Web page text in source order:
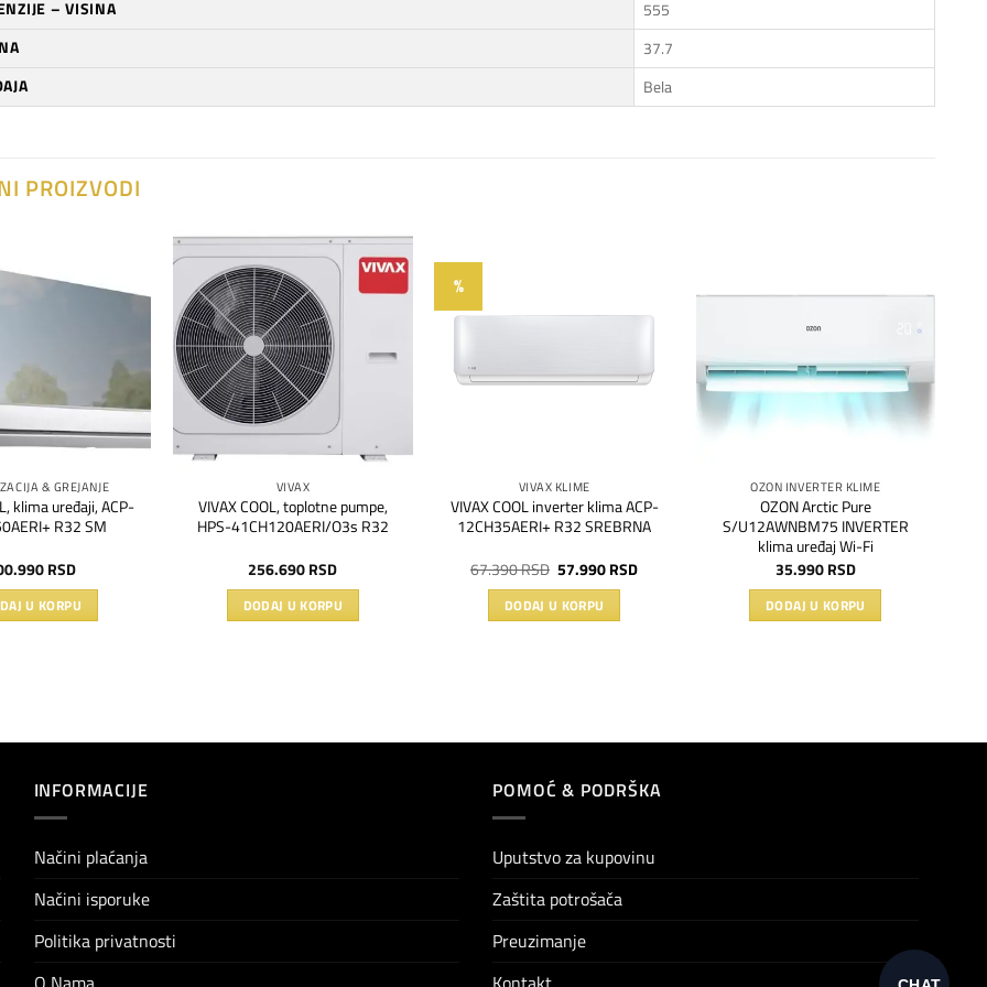
– VISINA
555
37.7
Bela
PROIZVODI
Dodaj
& GREJANJE
klima uređaji, ACP-
R32 SM
RSD
U KORPU
Dodaj
VIVAX
VIVAX COOL, toplotne pumpe,
HPS-41CH120AERI/O3s R32
256.690RSD
DODAJ U KORPU
%
listu
VIVAX KLIME
VIVAX COOL inverter klima ACP-
12CH35AERI+ R32 SREBRNA
67.390RSD Originalna
cena
je
bila:
57.990RSDTrenutna
DODAJ U KORPU
OZON INVERTER KLIME
OZON Arctic Pure
S/U12AWNBM75 INVERTER
klima uređaj Wi-Fi
35.990RSD
DODAJ U KORPU
INFORMACIJE
Načini plaćanja
Načini isporuke
Politika privatnosti
POMOĆ & PODRŠKA
Uputstvo za kupovinu
Zaštita potrošača
Preuzimanje